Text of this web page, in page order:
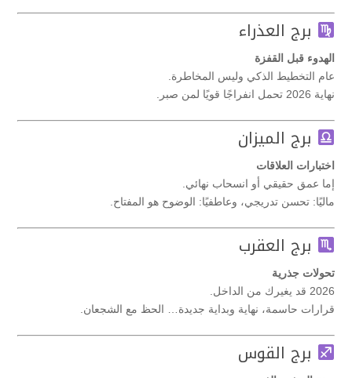
برج العذراء
الهدوء قبل القفزة
عام التخطيط الذكي وليس المخاطرة.
نهاية 2026 تحمل انفراجًا قويًا لمن صبر.
برج الميزان
اختبارات العلاقات
إما عمق حقيقي أو انسحاب نهائي.
ماليًا: تحسن تدريجي، وعاطفيًا: الوضوح هو المفتاح.
برج العقرب
تحولات جذرية
2026 قد يغيرك من الداخل.
قرارات حاسمة، نهاية وبداية جديدة… الحظ مع الشجعان.
برج القوس